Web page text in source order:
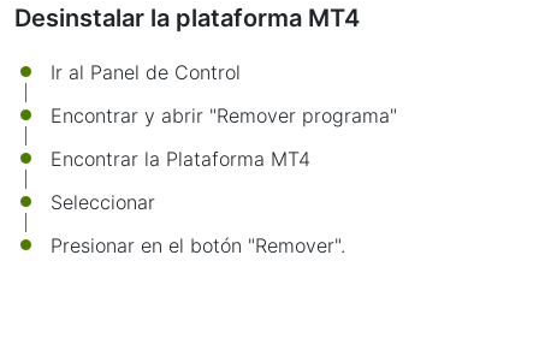
Desinstalar la plataforma MT4
Ir al Panel de Control
Encontrar y abrir "Remover programa"
Encontrar la Plataforma MT4
Seleccionar
Presionar en el botón "Remover".